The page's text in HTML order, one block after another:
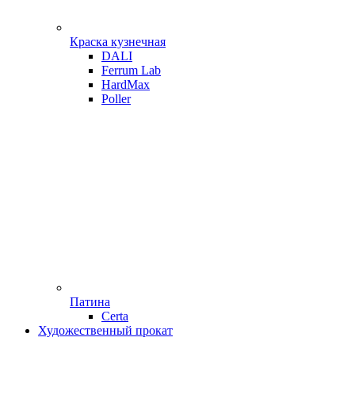
Краска кузнечная
DALI
Ferrum Lab
HardMax
Poller
Патина
Certa
Художественный прокат